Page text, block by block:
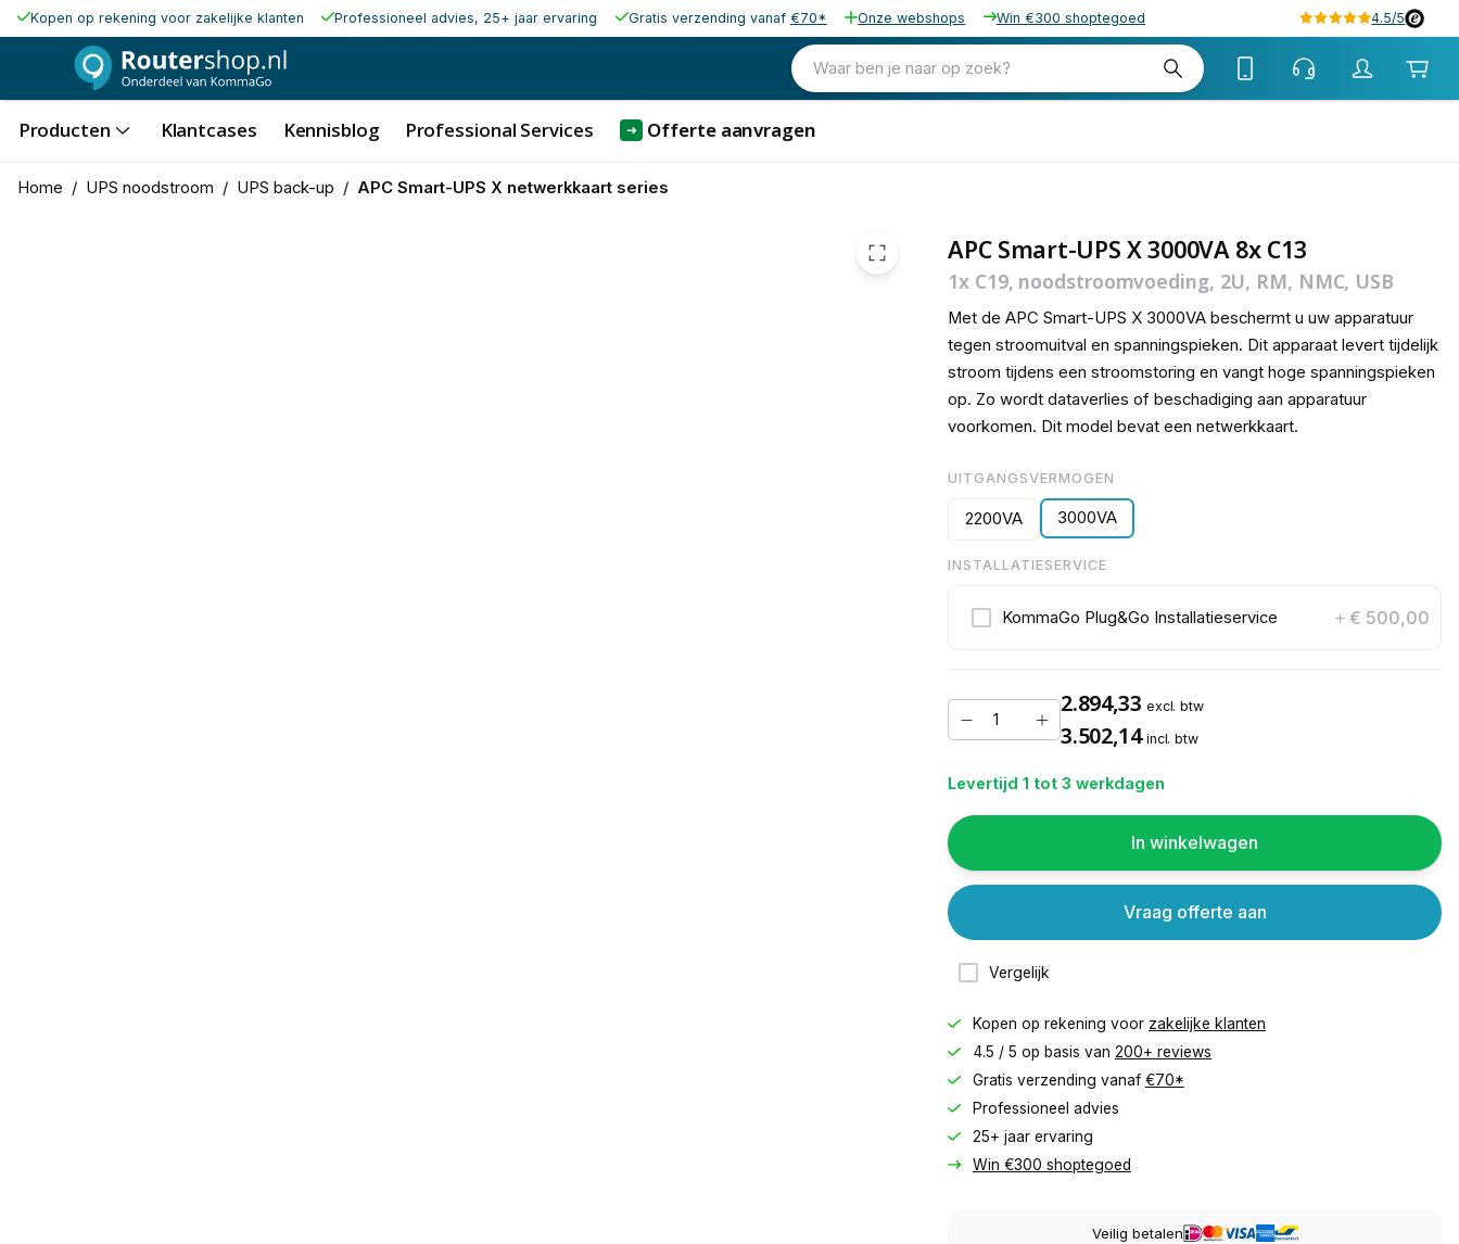
Kopen op rekening voor zakelijke klanten Professioneel advies, 25+ jaar ervaring Gratis verzending vanaf €70* Onze webshops Win €300 shoptegoed 4.5/5
Waar ben je naar op zoek?
Producten Klantcases Kennisblog Professional Services ➜ Offerte aanvragen
Home / UPS noodstroom / UPS back-up / APC Smart-UPS X netwerkkaart series
APC Smart-UPS X 3000VA 8x C13
1x C19, noodstroomvoeding, 2U, RM, NMC, USB
Met de APC Smart-UPS X 3000VA beschermt u uw apparatuur
tegen stroomuitval en spanningspieken. Dit apparaat levert tijdelijk
stroom tijdens een stroomstoring en vangt hoge spanningspieken
op. Zo wordt dataverlies of beschadiging aan apparatuur
voorkomen. Dit model bevat een netwerkkaart.
UITGANGSVERMOGEN
2200VA 3000VA
INSTALLATIESERVICE
KommaGo Plug&Go Installatieservice + € 500,00
2.894,33 excl. btw
3.502,14 incl. btw
Levertijd 1 tot 3 werkdagen
In winkelwagen
Vergelijk
Vraag offerte aan
Kopen op rekening voor zakelijke klanten
4.5 / 5 op basis van 200+ reviews
Gratis verzending vanaf €70*
Professioneel advies
25+ jaar ervaring
Win €300 shoptegoed
Veilig betalen
€ 3.423,56